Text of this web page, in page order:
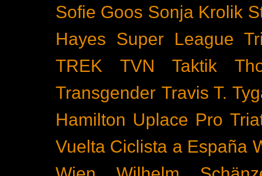
Sofie Goos Sonja Krolik
Hayes
Super League
TREK
TVN Taktik
Transgender Travis T.
Hamilton Uplace Pro
Vuelta Ciclista a España